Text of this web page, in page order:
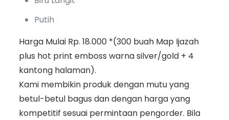
Putih
Harga Mulai Rp. 18.000 *(300 buah Map Ijazah
plus hot print emboss warna silver/gold + 4
kantong halaman).
Kami membikin produk dengan mutu yang
betul-betul bagus dan dengan harga yang
kompetitif sesuai permintaan pengorder. Bila